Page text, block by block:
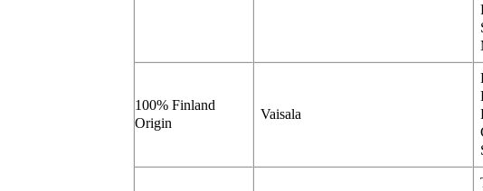
100% Finland
Origin
Vaisala